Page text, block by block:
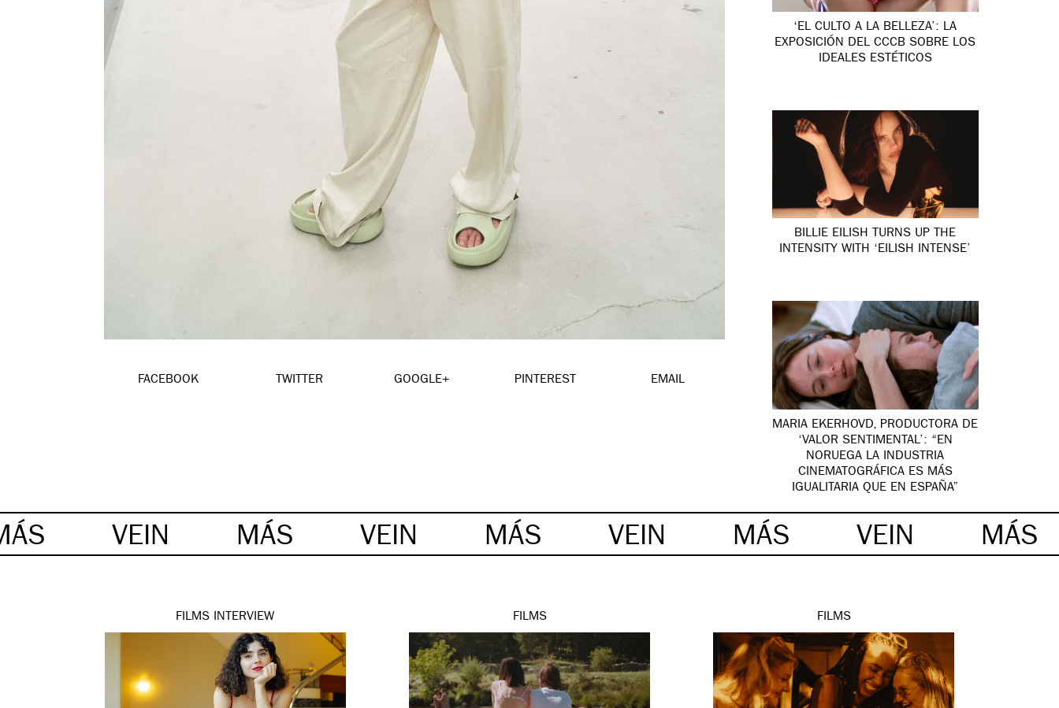
FACEBOOK TWITTER GOOGLE+ PINTEREST EMAIL
‘EL CULTO A LA BELLEZA’: LA
EXPOSICIÓN DEL CCCB SOBRE LOS
IDEALES ESTÉTICOS
BILLIE EILISH TURNS UP THE
INTENSITY WITH ‘EILISH INTENSE’
MARIA EKERHOVD, PRODUCTORA DE
‘VALOR SENTIMENTAL’: “EN
NORUEGA LA INDUSTRIA
CINEMATOGRÁFICA ES MÁS
IGUALITARIA QUE EN ESPAÑA”
VEIN MÁS VEIN MÁS VEIN MÁS VEIN MÁS
FILMS INTERVIEW FILMS FILMS